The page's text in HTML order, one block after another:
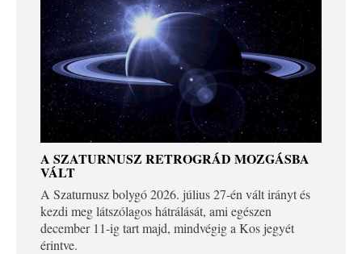
A SZATURNUSZ RETROGRÁD MOZGÁSBA
VÁLT
A Szaturnusz bolygó 2026. július 27-én vált irányt és
kezdi meg látszólagos hátrálását, ami egészen
december 11-ig tart majd, mindvégig a Kos jegyét
érintve.